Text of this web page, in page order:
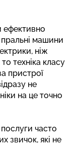
ефективно
машини
ніж
техніка класу
пристрої
не
на це точно
часто
звичок, які не